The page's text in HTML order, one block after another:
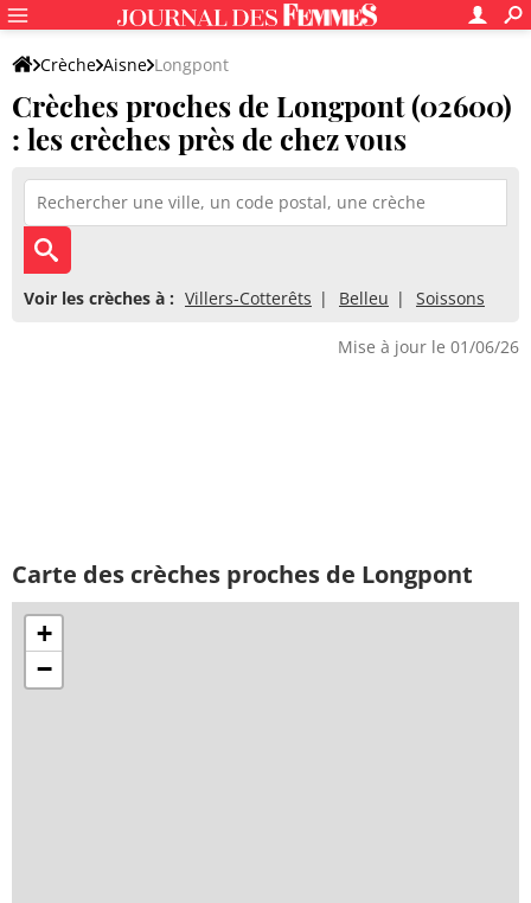
Crèche Aisne Longpont
Crèches proches de Longpont (02600)
: les crèches près de chez vous
Voir les crèches à : Villers-Cotterêts Belleu Soissons
Mise à jour le 01/06/26
Carte des crèches proches de Longpont
+
−